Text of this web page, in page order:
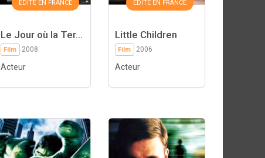
EDITÉ EN FRANCE
Le Jour où la Ter...
Film 2008
Acteur
EDITÉ EN FRANCE
Little Children
Film 2006
Acteur